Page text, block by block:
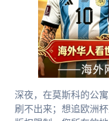
深夜，在莫斯科的公
刷不出来；想追欧洲